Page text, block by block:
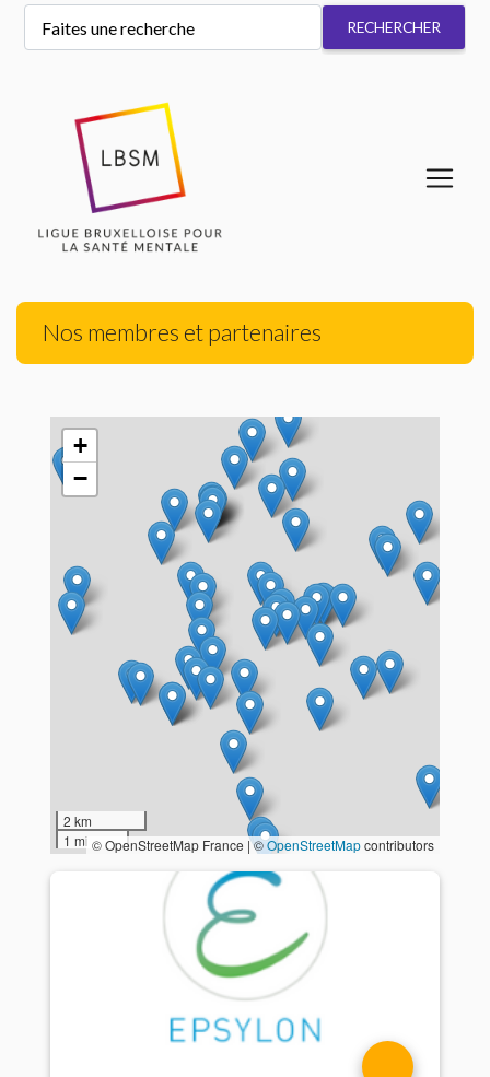
Nos membres et partenaires
+
−
2 km
1 mi © OpenStreetMap France | ©OpenStreetMapcontributors